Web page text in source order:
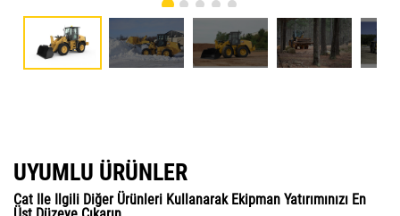
UYUMLU ÜRÜNLER
Cat Ile Ilgili Diğer Ürünleri Kullanarak Ekipman Yatırımınızı En